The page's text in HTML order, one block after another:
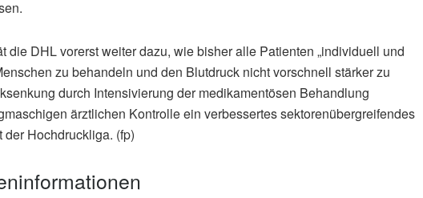
die DHL vorerst weiter dazu, wie bisher alle Patienten „individuell und
zu behandeln und den Blutdruck nicht vorschnell stärker zu
durch Intensivierung der medikamentösen Behandlung
ärztlichen Kontrolle ein verbessertes sektorenübergreifendes
der Hochdruckliga. (fp)